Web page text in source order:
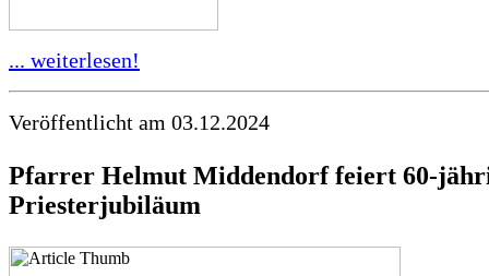
... weiterlesen!
Veröffentlicht am 03.12.2024
Pfarrer Helmut Middendorf feiert 60-
Priesterjubiläum